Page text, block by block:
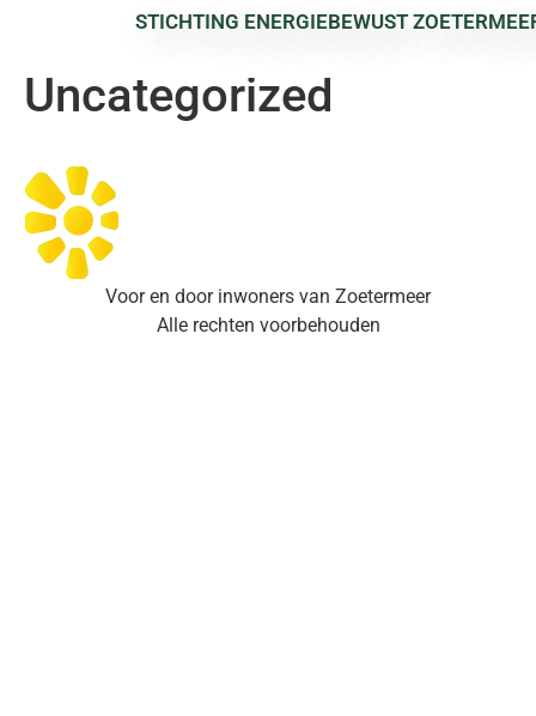
STICHTING ENERGIEBEWUST
Categorie:
Uncategorized
Voor en door inwoners van Zoetermeer
Alle rechten voorbehouden